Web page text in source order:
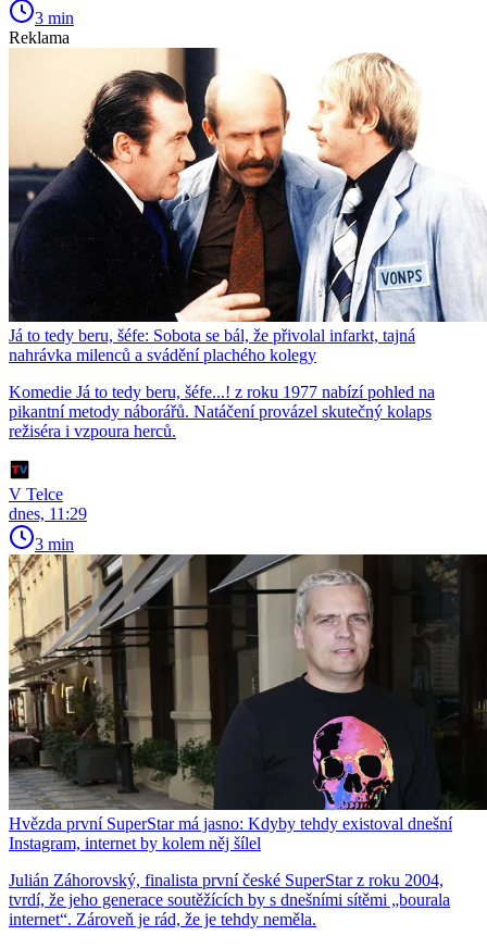
3 min
Reklama
Já to tedy beru, šéfe: Sobota se bál, že přivolal infarkt, tajná
nahrávka milenců a svádění plachého kolegy
Komedie Já to tedy beru, šéfe...! z roku 1977 nabízí pohled na
pikantní metody náborářů. Natáčení provázel skutečný kolaps
režiséra i vzpoura herců.
V Telce
dnes, 11:29
3 min
Hvězda první SuperStar má jasno: Kdyby tehdy existoval dnešní
Instagram, internet by kolem něj šílel
Julián Záhorovský, finalista první české SuperStar z roku 2004,
tvrdí, že jeho generace soutěžících by s dnešními sítěmi „bourala
internet“. Zároveň je rád, že je tehdy neměla.